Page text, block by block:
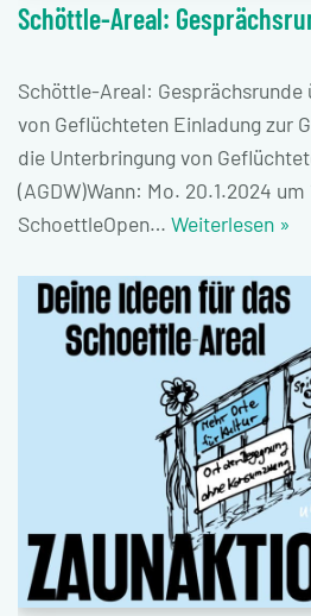
Schöttle-Areal:
Schöttle-Areal: Gesprächsrunde
von Geflüchteten Einladung zur
die Unterbringung von
(AGDW)Wann: Mo. 20.1.2024 um
SchoettleOpen… Weiterlesen »